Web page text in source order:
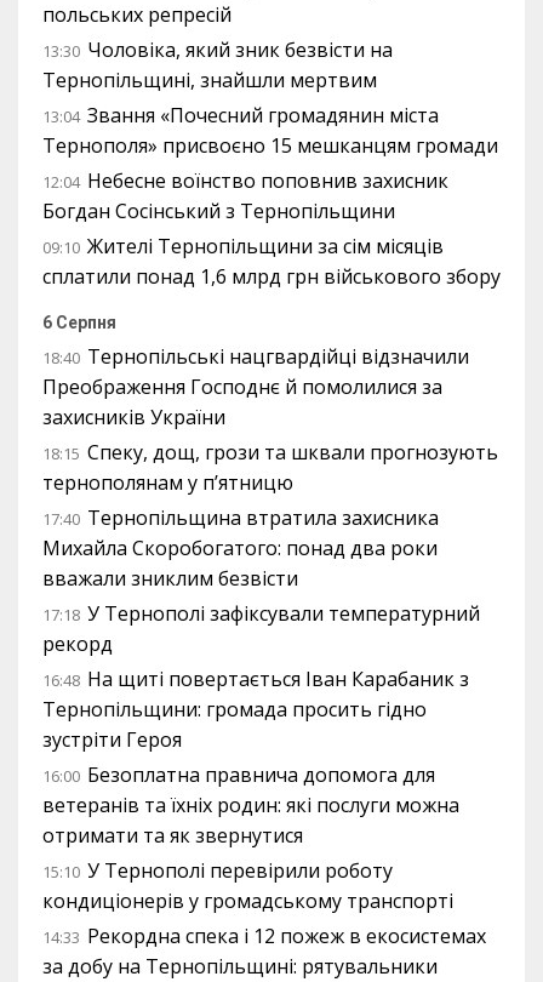
польських репресій
13:30 Чоловіка, який зник безвісти на
Тернопільщині, знайшли мертвим
13:04 Звання «Почесний громадянин міста
Тернополя» присвоєно 15 мешканцям громади
12:04 Небесне воїнство поповнив захисник
Богдан Сосінський з Тернопільщини
09:10 Жителі Тернопільщини за сім місяців
сплатили понад 1,6 млрд грн військового збору
6 Серпня
18:40 Тернопільські нацгвардійці відзначили
Преображення Господнє й помолилися за
захисників України
18:15 Спеку, дощ, грози та шквали прогнозують
тернополянам у п’ятницю
17:40 Тернопільщина втратила захисника
Михайла Скоробогатого: понад два роки
вважали зниклим безвісти
17:18 У Тернополі зафіксували температурний
рекорд
16:48 На щиті повертається Іван Карабаник з
Тернопільщини: громада просить гідно
зустріти Героя
16:00 Безоплатна правнича допомога для
ветеранів та їхніх родин: які послуги можна
отримати та як звернутися
15:10 У Тернополі перевірили роботу
кондиціонерів у громадському транспорті
14:33 Рекордна спека і 12 пожеж в екосистемах
за добу на Тернопільщині: рятувальники